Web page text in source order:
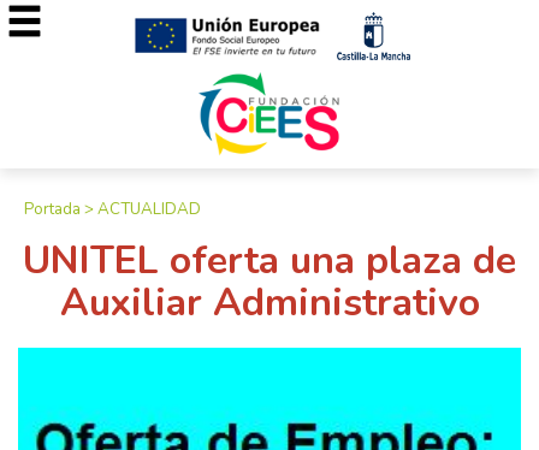
Portada >ACTUALIDAD
UNITEL oferta una plaza de
Auxiliar Administrativo